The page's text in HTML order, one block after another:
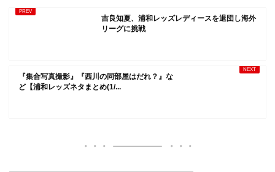
吉良知夏、浦和レッズレディースを退団し海外
リーグに挑戦
『集合写真撮影』『西川の同部屋はだれ？』な
ど【浦和レッズネタまとめ(1/...